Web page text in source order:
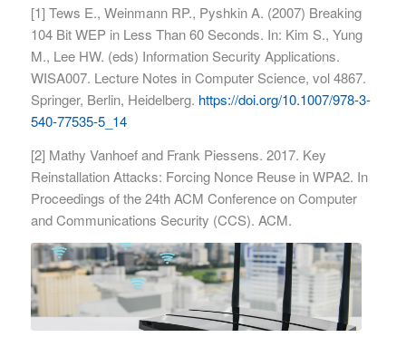
[1] Tews E., Weinmann RP., Pyshkin A. (2007) Breaking
104 Bit WEP in Less Than 60 Seconds. In: Kim S., Yung
M., Lee HW. (eds) Information Security Applications.
WISA007. Lecture Notes in Computer Science, vol 4867.
Springer, Berlin, Heidelberg. https://doi.org/10.1007/978-3-
540-77535-5_14
[2] Mathy Vanhoef and Frank Piessens. 2017. Key
Reinstallation Attacks: Forcing Nonce Reuse in WPA2. In
Proceedings of the 24th ACM Conference on Computer
and Communications Security (CCS). ACM.